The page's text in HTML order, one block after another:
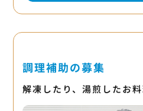
調理補助の募集
解凍したり、湯煎したお